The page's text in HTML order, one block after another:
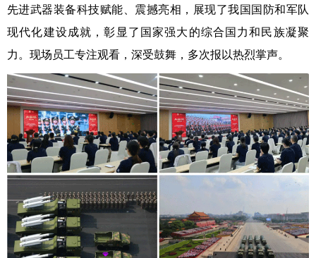
先进武器装备科技赋能、震撼亮相，展现了我国国防和军队
现代化建设成就，彰显了国家强大的综合国力和民族凝聚
力。现场员工专注观看，深受鼓舞，多次报以热烈掌声。